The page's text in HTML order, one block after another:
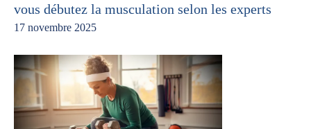
vous débutez la musculation selon les experts
17 novembre 2025